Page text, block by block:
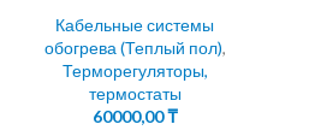
Кабельные системы
обогрева (Теплый пол),
Терморегуляторы,
термостаты
60000,00₸